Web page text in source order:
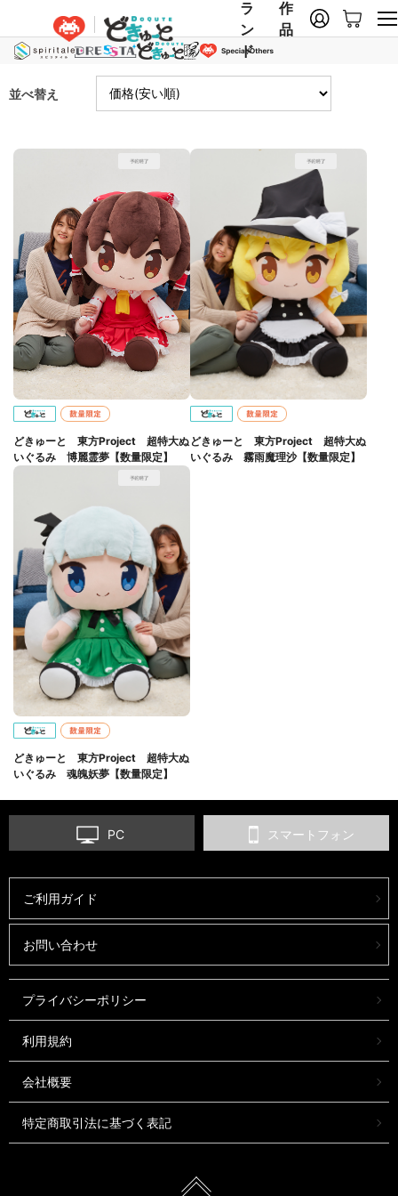
ラ
ン
ド
作
品
並べ替え
どきゅーと 東方Project 超特大ぬ
いぐるみ 博麗霊夢【数量限定】
どきゅーと 東方Project 超特大ぬ
いぐるみ 霧雨魔理沙【数量限定】
どきゅーと 東方Project 超特大ぬ
いぐるみ 魂魄妖夢【数量限定】
PC スマートフォン
ご利用ガイド
お問い合わせ
プライバシーポリシー
利用規約
会社概要
特定商取引法に基づく表記